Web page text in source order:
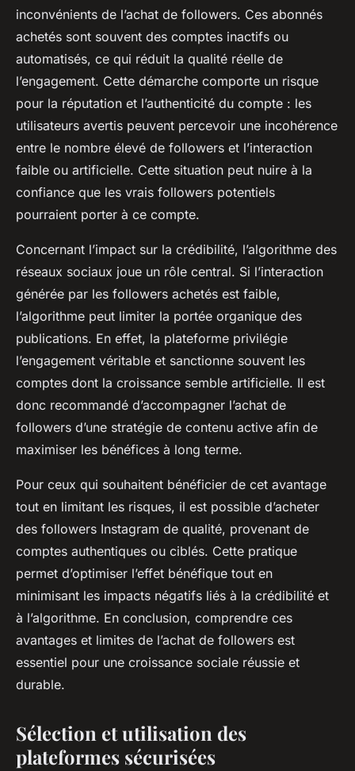
inconvénients de l’achat de followers. Ces abonnés
achetés sont souvent des comptes inactifs ou
automatisés, ce qui réduit la qualité réelle de
l’engagement. Cette démarche comporte un risque
pour la réputation et l’authenticité du compte : les
utilisateurs avertis peuvent percevoir une incohérence
entre le nombre élevé de followers et l’interaction
faible ou artificielle. Cette situation peut nuire à la
confiance que les vrais followers potentiels
pourraient porter à ce compte.
Concernant l’impact sur la crédibilité, l’algorithme des
réseaux sociaux joue un rôle central. Si l’interaction
générée par les followers achetés est faible,
l’algorithme peut limiter la portée organique des
publications. En effet, la plateforme privilégie
l’engagement véritable et sanctionne souvent les
comptes dont la croissance semble artificielle. Il est
donc recommandé d’accompagner l’achat de
followers d’une stratégie de contenu active afin de
maximiser les bénéfices à long terme.
Pour ceux qui souhaitent bénéficier de cet avantage
tout en limitant les risques, il est possible d’acheter
des followers Instagram de qualité, provenant de
comptes authentiques ou ciblés. Cette pratique
permet d’optimiser l’effet bénéfique tout en
minimisant les impacts négatifs liés à la crédibilité et
à l’algorithme. En conclusion, comprendre ces
avantages et limites de l’achat de followers est
essentiel pour une croissance sociale réussie et
durable.
Sélection et utilisation des
plateformes sécurisées